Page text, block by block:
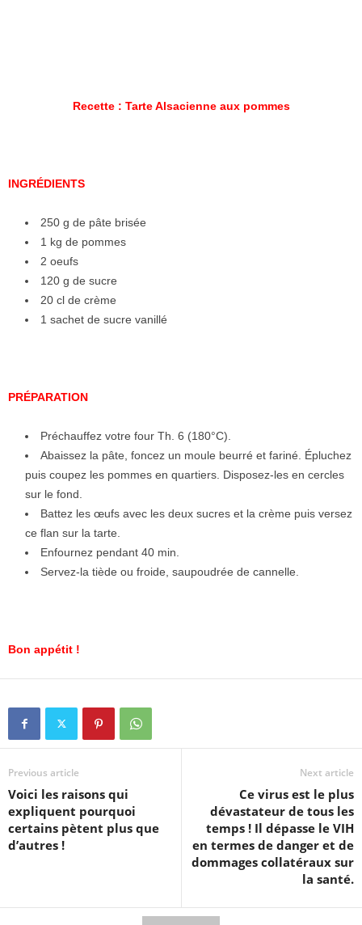
Recette : Tarte Alsacienne aux pommes
INGRÉDIENTS
250 g de pâte brisée
1 kg de pommes
2 oeufs
120 g de sucre
20 cl de crème
1 sachet de sucre vanillé
PRÉPARATION
Préchauffez votre four Th. 6 (180°C).
Abaissez la pâte, foncez un moule beurré et fariné. Épluchez
puis coupez les pommes en quartiers. Disposez-les en cercles
sur le fond.
Battez les œufs avec les deux sucres et la crème puis versez
ce flan sur la tarte.
Enfournez pendant 40 min.
Servez-la tiède ou froide, saupoudrée de cannelle.
Bon appétit !
Previous article
Voici les raisons qui
expliquent pourquoi
certains pètent plus que
d’autres !
Next article
Ce virus est le plus
dévastateur de tous les
temps ! Il dépasse le VIH
en termes de danger et de
dommages collatéraux sur
la santé.